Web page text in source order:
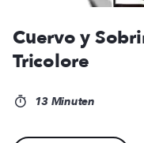
Cuervo y
Tricolore
13 Minuten